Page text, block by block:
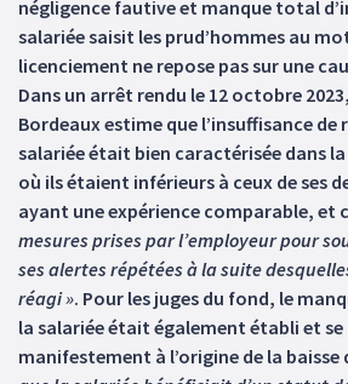
négligence fautive et manque total
salariée saisit les prud’hommes au
licenciement ne repose pas sur une
Dans un arrêt rendu le 12 octobre
Bordeaux estime que l’insuffisance de
salariée était bien caractérisée dans
où ils étaient inférieurs à ceux de ses
ayant une expérience comparable, et
mesures prises par l’employeur pour
ses alertes répétées à la suite
réagi ». Pour les juges du fond, le
la salariée était également établi et
manifestement à l’origine de la